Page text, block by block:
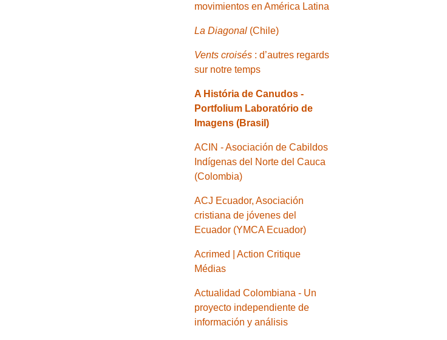
movimientos en América Latina
La Diagonal (Chile)
Vents croisés : d’autres regards
sur notre temps
A História de Canudos -
Portfolium Laboratório de
Imagens (Brasil)
ACIN - Asociación de Cabildos
Indígenas del Norte del Cauca
(Colombia)
ACJ Ecuador, Asociación
cristiana de jóvenes del
Ecuador (YMCA Ecuador)
Acrimed | Action Critique
Médias
Actualidad Colombiana - Un
proyecto independiente de
información y análisis